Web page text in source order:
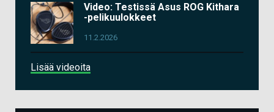
Video: Testissä Asus ROG Kithara
-pelikuulokkeet
11.2.2026
Lisää videoita